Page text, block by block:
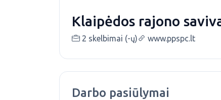
Klaipėdos rajono
2 skelbimai (-ų) www.ppspc.lt
Darbo pasiūlymai